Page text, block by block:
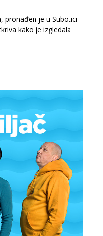
pronađen je u Subotici
kako je izgledala